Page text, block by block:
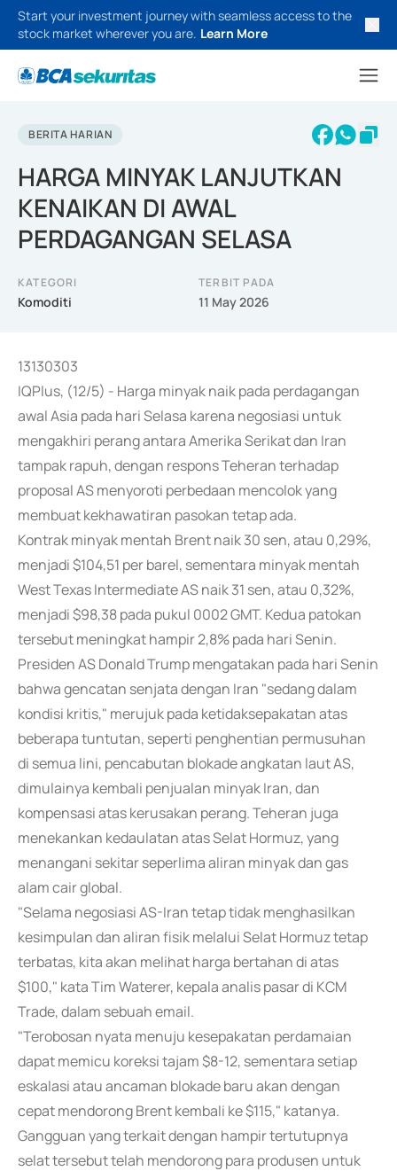
Start your investment journey with seamless access to the
stock market wherever you are. Learn More
BERITA HARIAN
HARGA MINYAK LANJUTKAN
KENAIKAN DI AWAL
PERDAGANGAN SELASA
KATEGORI
Komoditi
TERBIT PADA
11 May 2026
13130303
IQPlus, (12/5) - Harga minyak naik pada perdagangan
awal Asia pada hari Selasa karena negosiasi untuk
mengakhiri perang antara Amerika Serikat dan Iran
tampak rapuh, dengan respons Teheran terhadap
proposal AS menyoroti perbedaan mencolok yang
membuat kekhawatiran pasokan tetap ada.
Kontrak minyak mentah Brent naik 30 sen, atau 0,29%,
menjadi $104,51 per barel, sementara minyak mentah
West Texas Intermediate AS naik 31 sen, atau 0,32%,
menjadi $98,38 pada pukul 0002 GMT. Kedua patokan
tersebut meningkat hampir 2,8% pada hari Senin.
Presiden AS Donald Trump mengatakan pada hari Senin
bahwa gencatan senjata dengan Iran "sedang dalam
kondisi kritis," merujuk pada ketidaksepakatan atas
beberapa tuntutan, seperti penghentian permusuhan
di semua lini, pencabutan blokade angkatan laut AS,
dimulainya kembali penjualan minyak Iran, dan
kompensasi atas kerusakan perang. Teheran juga
menekankan kedaulatan atas Selat Hormuz, yang
menangani sekitar seperlima aliran minyak dan gas
alam cair global.
"Selama negosiasi AS-Iran tetap tidak menghasilkan
kesimpulan dan aliran fisik melalui Selat Hormuz tetap
terbatas, kita akan melihat harga bertahan di atas
$100," kata Tim Waterer, kepala analis pasar di KCM
Trade, dalam sebuah email.
"Terobosan nyata menuju kesepakatan perdamaian
dapat memicu koreksi tajam $8-12, sementara setiap
eskalasi atau ancaman blokade baru akan dengan
cepat mendorong Brent kembali ke $115," katanya.
Gangguan yang terkait dengan hampir tertutupnya
selat tersebut telah mendorong para produsen untuk